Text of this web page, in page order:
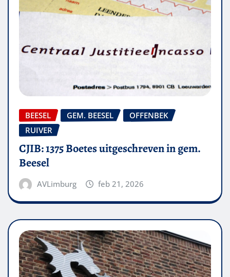
BEESEL GEM. BEESEL
OFFENBEK
RUIVER
CJIB: 1375 Boetes uitgeschreven in gem.
Beesel
AVLimburg feb 21, 2026